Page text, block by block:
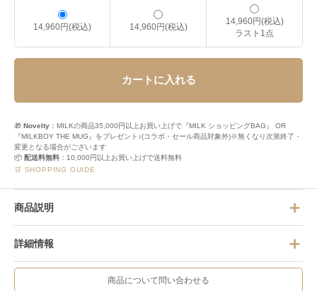
14,960円(税込) 14,960円(税込)
14,960円(税込)
ラスト1点
カートに入れる
🎁 Novelty ：MILKの商品35,000円以上お買い上げで『MILK ショッピングBAG』 OR
『MILKBOY THE MUG』をプレゼント♪(コラボ・セール商品対象外)※無くなり次第終了・
変更となる場合がございます
📦 配送料無料 ：10,000円以上お買い上げで送料無料
🛒 SHOPPING GUIDE
商品説明
詳細情報
商品について問い合わせる